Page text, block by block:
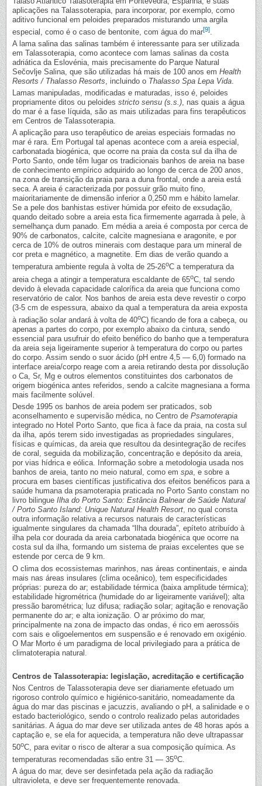
aplicações na Talassoterapia, para incorporar, por exemplo, como
aditivo funcional em peloides preparados misturando uma argila
especial, como é o caso de bentonite, com água do mar[9].
A lama salina das salinas também é interessante para ser utilizada
em Talassoterapia, como acontece com lamas salinas da costa
adriática da Eslovénia, mais precisamente do Parque Natural
Sečovlje Salina, que são utilizadas há mais de 100 anos em Health
Resorts / Thalasso Resorts, incluindo o Thalasso Spa Lepa Vida.
Lamas manipuladas, modificadas e maturadas, isso é, peloides
propriamente ditos ou peloides stricto sensu (s.s.), nas quais a água
do mar é a fase líquida, são as mais utilizadas para fins terapêuticos
em Centros de Talassoterapia.
A aplicação para uso terapêutico de areias especiais formadas no
mar é rara. Em Portugal tal apenas acontece com a areia especial,
carbonatada biogénica, que ocorre na praia da costa sul da ilha de
Porto Santo, onde têm lugar os tradicionais banhos de areia na base
de conhecimento empírico adquirido ao longo de cerca de 200 anos,
na zona de transição da praia para a duna frontal, onde a areia está
seca. A areia é caracterizada por possuir grão muito fino,
maioritariamente de dimensão inferior a 0,250 mm e hábito lamelar.
Se a pele dos banhistas estiver húmida por efeito de exsudação,
quando deitado sobre a areia esta fica firmemente agarrada à pele, à
semelhança dum panado. Em média a areia é composta por cerca de
90% de carbonatos, calcite, calcite magnesiana e aragonite, e por
cerca de 10% de outros minerais com destaque para um mineral de
cor preta e magnético, a magnetite. Em dias de verão quando a
temperatura ambiente regula à volta de 25-26oC a temperatura da
areia chega a atingir a temperatura escaldante de 65oC, tal sendo
devido à elevada capacidade calorífica da areia que funciona como
reservatório de calor. Nos banhos de areia esta deve revestir o corpo
(3-5 cm de espessura, abaixo da qual a temperatura da areia exposta
à radiação solar andará à volta de 40oC) ficando de fora a cabeça, ou
apenas a partes do corpo, por exemplo abaixo da cintura, sendo
essencial para usufruir do efeito benéfico do banho que a temperatura
da areia seja ligeiramente superior à temperatura do corpo ou partes
do corpo. Assim sendo o suor ácido (pH entre 4,5 — 6,0) formado na
interface areia/corpo reage com a areia retirando desta por dissolução
o Ca, Sr, Mg e outros elementos constituintes dos carbonatos de
origem biogénica antes referidos, sendo a calcite magnesiana a forma
mais facilmente solúvel.
Desde 1995 os banhos de areia podem ser praticados, sob
aconselhamento e supervisão médica, no Centro de Psamoterapia
integrado no Hotel Porto Santo, que fica à face da praia, na costa sul
da ilha, após terem sido investigadas as propriedades singulares,
físicas e químicas, da areia que resultou da desintegração de recifes
de coral, seguida da mobilização, concentração e depósito da areia,
por vias hídrica e eólica. Informação sobre a metodologia usada nos
banhos de areia, tanto no meio natural, como em spa, e sobre a
procura em bases científicas justificativa dos efeitos benéficos para a
saúde humana da psamoterapia praticada no Porto Santo constam no
livro bilingue Ilha do Porto Santo: Estância Balnear de Saúde Natural
/ Porto Santo Island: Unique Natural Health Resort, no qual consta
outra informação relativa a recursos naturais de características
igualmente singulares da chamada “Ilha dourada”, epíteto atribuído à
ilha pela cor dourada da areia carbonatada biogénica que ocorre na
costa sul da ilha, formando um sistema de praias excelentes que se
estende por cerca de 9 km.
O clima dos ecossistemas marinhos, nas áreas continentais, e ainda
mais nas áreas insulares (clima oceânico), tem especificidades
próprias: pureza do ar; estabilidade térmica (baixa amplitude térmica);
estabilidade higrométrica (humidade do ar ligeiramente variável); alta
pressão barométrica; luz difusa; radiação solar; agitação e renovação
permanente do ar; e alta ionização. O ar próximo do mar,
principalmente na zona de impacto das ondas, é rico em aerossóis
com sais e oligoelementos em suspensão e é renovado em oxigénio.
O Mar Morto é um paradigma de local privilegiado para a prática de
climatoterapia natural.
Centros de Talassoterapia: legislação, acreditação e certificação
Nos Centros de Talassoterapia deve ser diariamente efetuado um
rigoroso controlo químico e higiénico-sanitário, nomeadamente da
água do mar das piscinas e jacuzzis, avaliando o pH, a salinidade e o
estado bacteriológico, sendo o controlo realizado pelas autoridades
sanitárias. A água do mar deve ser utilizada antes de 48 horas após a
captação e, se ela for aquecida, a temperatura não deve ultrapassar
50oC, para evitar o risco de alterar a sua composição química. As
temperaturas recomendadas são entre 31 — 35oC.
A água do mar, deve ser desinfetada pela ação da radiação
ultravioleta, e deve ser frequentemente renovada.